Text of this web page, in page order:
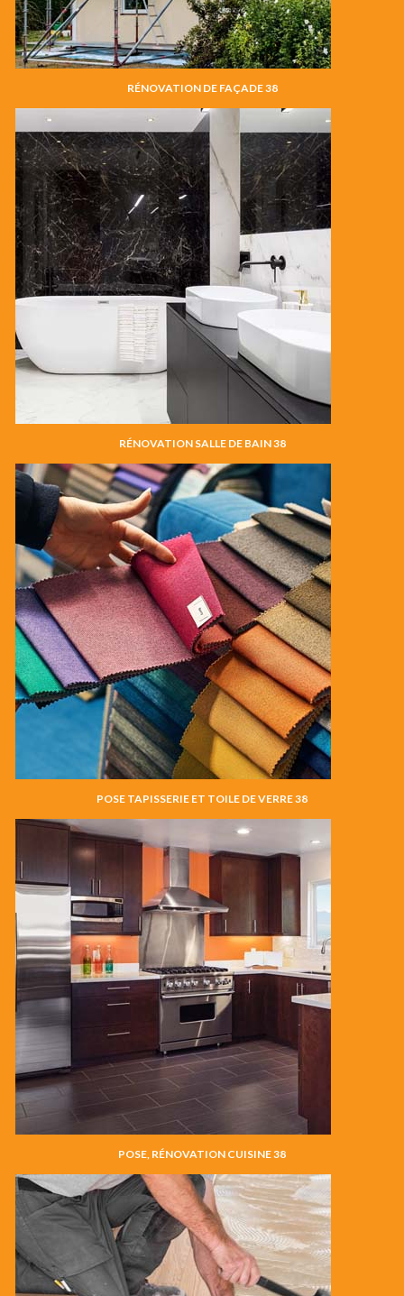
RÉNOVATION DE FAÇADE 38
RÉNOVATION SALLE DE BAIN 38
POSE TAPISSERIE ET TOILE DE VERRE 38
POSE, RÉNOVATION CUISINE 38